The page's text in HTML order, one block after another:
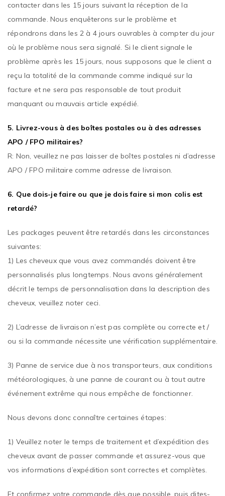
contacter dans les 15 jours suivant la réception de la
commande. Nous enquêterons sur le problème et
répondrons dans les 2 à 4 jours ouvrables à compter du jour
où le problème nous sera signalé. Si le client signale le
problème après les 15 jours, nous supposons que le client a
reçu la totalité de la commande comme indiqué sur la
facture et ne sera pas responsable de tout produit
manquant ou mauvais article expédié.
5. Livrez-vous à des boîtes postales ou à des adresses
APO / FPO militaires?
R: Non, veuillez ne pas laisser de boîtes postales ni d’adresse
APO / FPO militaire comme adresse de livraison.
6. Que dois-je faire ou que je dois faire si mon colis est
retardé?
Les packages peuvent être retardés dans les circonstances
suivantes:
1) Les cheveux que vous avez commandés doivent être
personnalisés plus longtemps. Nous avons généralement
décrit le temps de personnalisation dans la description des
cheveux, veuillez noter ceci.
2) L’adresse de livraison n’est pas complète ou correcte et /
ou si la commande nécessite une vérification supplémentaire.
3) Panne de service due à nos transporteurs, aux conditions
météorologiques, à une panne de courant ou à tout autre
événement extrême qui nous empêche de fonctionner.
Nous devons donc connaître certaines étapes:
1) Veuillez noter le temps de traitement et d’expédition des
cheveux avant de passer commande et assurez-vous que
vos informations d’expédition sont correctes et complètes.
Et confirmez votre commande dès que possible, puis dites-